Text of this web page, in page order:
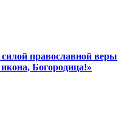
православной веры
Богородица!»